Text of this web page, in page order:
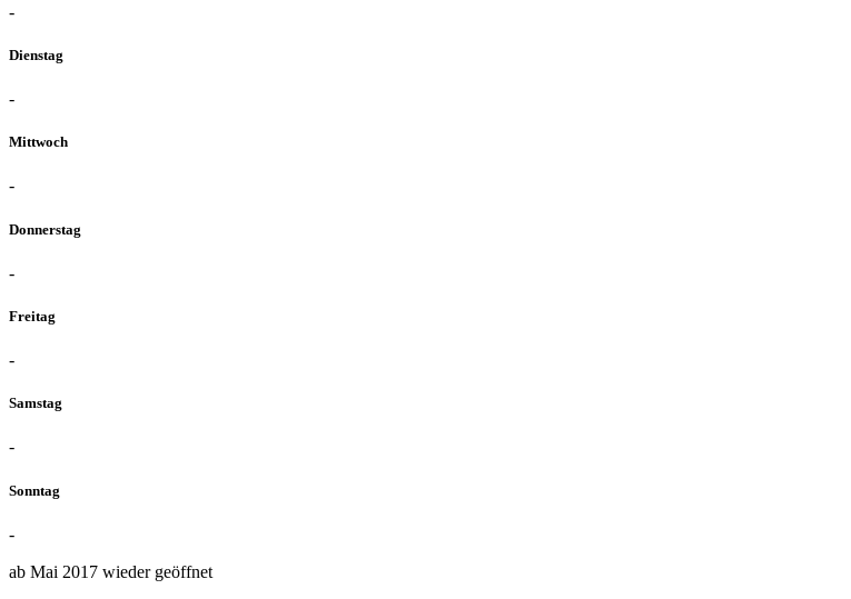
-
Dienstag
-
Mittwoch
-
Donnerstag
-
Freitag
-
Samstag
-
Sonntag
-
ab Mai 2017 wieder geöffnet